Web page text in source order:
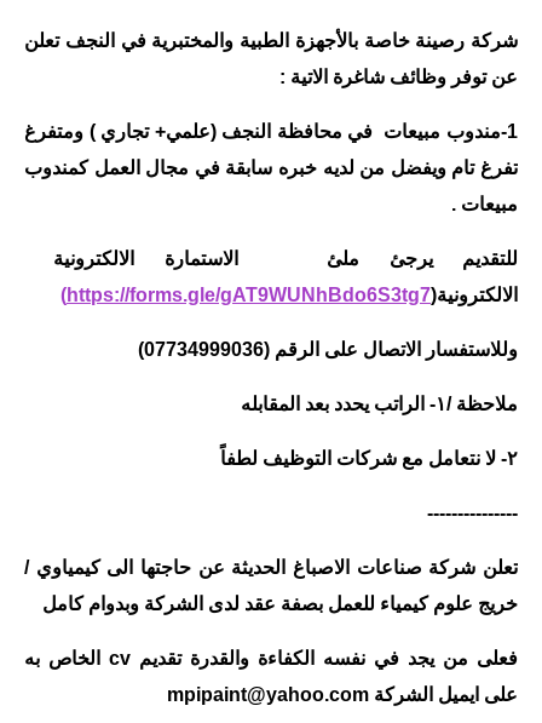
شركة رصينة خاصة بالأجهزة الطبية والمختبرية في النجف تعلن
عن توفر وظائف شاغرة الاتية :
1-مندوب مبيعات في محافظة النجف (علمي+ تجاري ) ومتفرغ
تفرغ تام ويفضل من لديه خبره سابقة في مجال العمل كمندوب
مبيعات .
للتقديم يرجئ ملئ الاستمارة الالكترونية
الالكترونية(https://forms.gle/gAT9WUNhBdo6S3tg7)
وللاستفسار الاتصال على الرقم (07734999036)
ملاحظة /١- الراتب يحدد بعد المقابله
٢- لا نتعامل مع شركات التوظيف لطفاً
---------------
تعلن شركة صناعات الاصباغ الحديثة عن حاجتها الى كيمياوي /
خريج علوم كيمياء للعمل بصفة عقد لدى الشركة وبدوام كامل
فعلى من يجد في نفسه الكفاءة والقدرة تقديم cv الخاص به
على ايميل الشركة mpipaint@yahoo.com